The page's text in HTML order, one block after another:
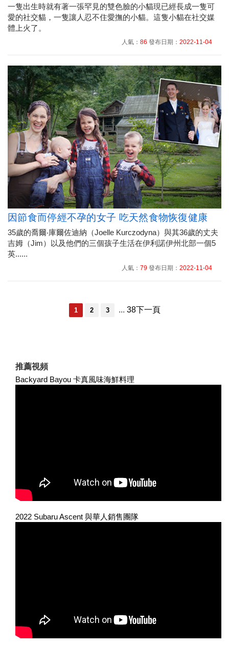
一隻出生時就有著一張罕見的雙色臉的小貓現已經長成一隻可
愛的社交貓，一隻讓人忍不住愛撫的小貓。這隻小貓在社交媒
體上火了。
人氣： 86 發布日期： 2022-11-04
因節食而停經不孕的女子 吃天然食物恢復健康
35歲的喬爾‧庫爾佐迪納（Joelle Kurczodyna）與其36歲的丈夫
吉姆（Jim）以及他們的三個孩子生活在伊利諾伊州北部一個5
英......
人氣： 79 發布日期： 2022-11-04
1 2 3 ... 38下一頁
推薦視頻
Backyard Bayou 卡真風味海鮮料理
2022 Subaru Ascent 與華人銷售團隊